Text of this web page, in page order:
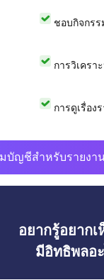
ชอบกิจกร
การวิเคร
การดูเรื่อง
มบัญชีสำหรับรายงา
อยากรู้อยาก
มีอิทธิพลอ